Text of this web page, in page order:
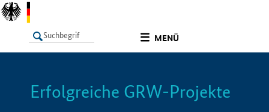
MENÜ
LISTE Info
Erfolgreiche GRW-Projekte